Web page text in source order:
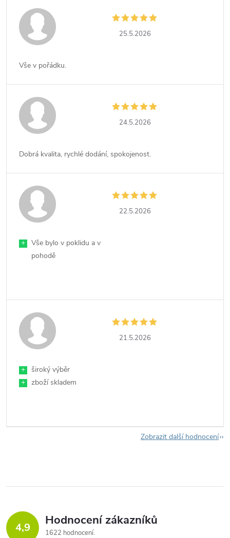
25.5.2026
Vše v pořádku.
24.5.2026
Dobrá kvalita, rychlé dodání, spokojenost.
22.5.2026
+
Vše bylo v poklidu a v
pohodě
21.5.2026
+
široký výběr
+
zboží skladem
Zobrazit další hodnocení
4,9 Hodnocení zákazníků
1622 hodnocení